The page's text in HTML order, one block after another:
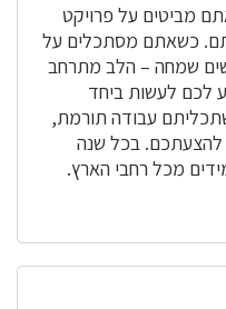
מביטים על פרויקט
כשאתם מסתכלים על
שמחה – הלב מתרחב
לכם לעשות ביחד
עבודה תורמת,
להצעתכם. בכל שנה
מכל רחבי הארץ.